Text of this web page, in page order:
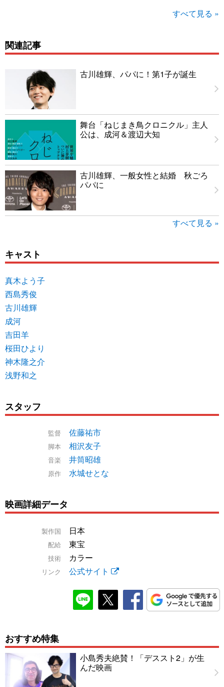
すべて見る »
関連記事
古川雄輝、パパに！第1子が誕生
舞台「ねじまき鳥クロニクル」主人
公は、成河＆渡辺大知
古川雄輝、一般女性と結婚 秋ごろ
パパに
すべて見る »
キャスト
真木よう子
西島秀俊
古川雄輝
成河
吉田羊
桜田ひより
神木隆之介
浅野和之
スタッフ
監督 佐藤祐市
脚本 相沢友子
音楽 井筒昭雄
原作 水城せとな
映画詳細データ
製作国 日本
配給 東宝
技術 カラー
リンク 公式サイト
おすすめ特集
小島秀夫絶賛！「デススト2」が生
んだ映画